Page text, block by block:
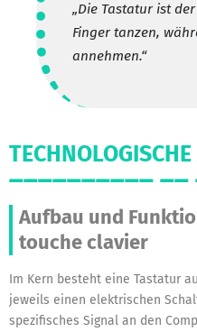
„Die Tastatur ist
Finger tanzen,
annehmen.“
Aufbau und
touche clavier
Im Kern besteht eine Tastatur
jeweils einen elektrischen
spezifisches Signal an den